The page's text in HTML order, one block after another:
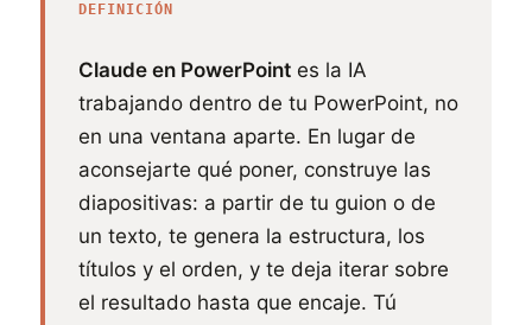
DEFINICIÓN
Claude en PowerPoint es la IA
trabajando dentro de tu PowerPoint, no
en una ventana aparte. En lugar de
aconsejarte qué poner, construye las
diapositivas: a partir de tu guion o de
un texto, te genera la estructura, los
títulos y el orden, y te deja iterar sobre
el resultado hasta que encaje. Tú